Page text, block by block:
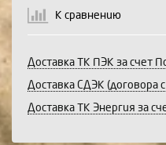
К сравнению
Доставка ТК ПЭК за счет
Доставка СДЭК (договора
Доставка ТК Энергия за